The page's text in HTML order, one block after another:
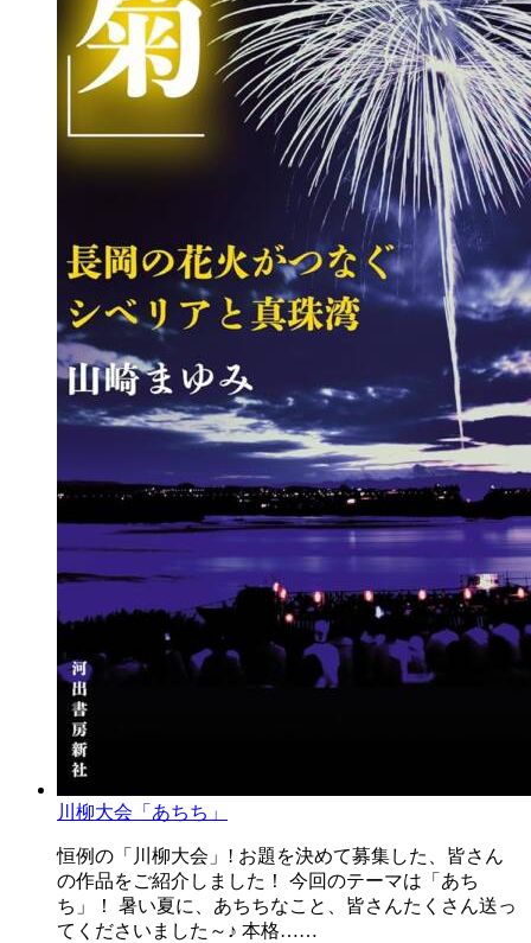
川柳大会「あちち」
恒例の「川柳大会」! お題を決めて募集した、皆さん
の作品をご紹介しました！ 今回のテーマは「あち
ち」！ 暑い夏に、あちちなこと、皆さんたくさん送っ
てくださいました～♪ 本格……